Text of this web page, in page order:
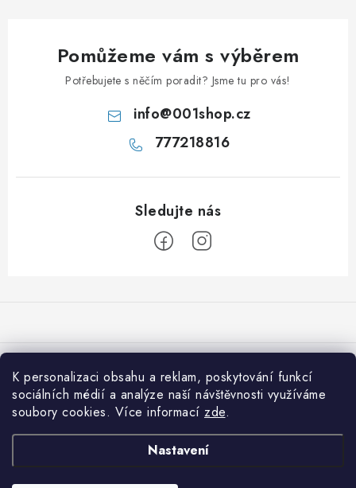
K personalizaci obsahu a reklam, poskytování funkcí
sociálních médií a analýze naší návštěvnosti využíváme
soubory cookies. Více informací zde.
Nastavení
Pomůžeme vám s výběrem
Potřebujete s něčím poradit? Jsme tu pro vás!
info@001shop.cz
777218816
a
Co je nového na 001shop
Shiitake: Královna léčivých hub pro imunitu, srdce i vitalitu